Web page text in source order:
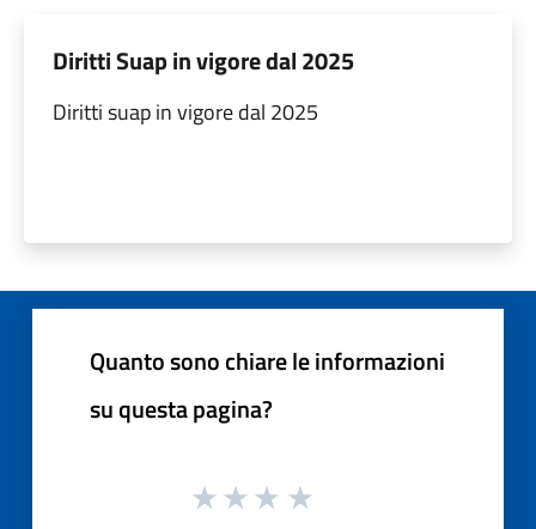
Diritti Suap in vigore dal 2025
Diritti suap in vigore dal 2025
Quanto sono chiare le informazioni
su questa pagina?